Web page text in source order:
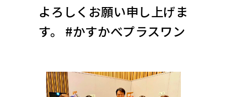
よろしくお願い申し上げま
す。 #かすかべプラスワン